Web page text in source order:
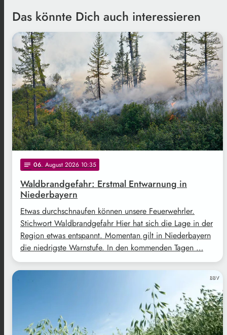
Das könnte Dich auch interessieren
Freepik
notes 06. August 2026 10:35
Waldbrandgefahr: Erstmal Entwarnung in
Niederbayern
Etwas durchschnaufen können unsere Feuerwehrler.
Stichwort Waldbrandgefahr Hier hat sich die Lage in der
Region etwas entspannt. Momentan gilt in Niederbayern
die niedrigste Warnstufe. In den kommenden Tagen …
BBV